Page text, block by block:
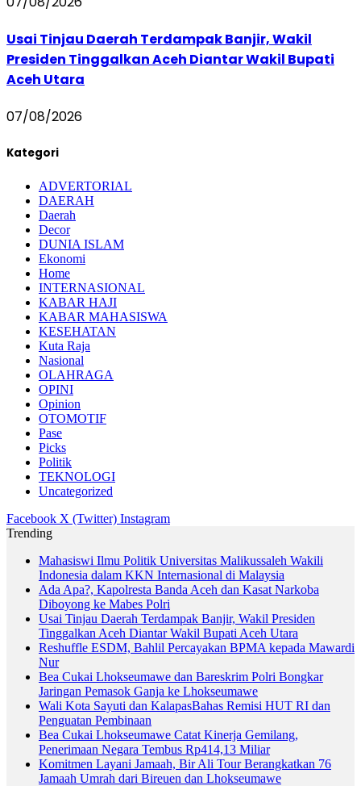
Usai Tinjau Daerah Terdampak Banjir, Wakil
Presiden Tinggalkan Aceh Diantar Wakil Bupati
Aceh Utara
07/08/2026
Kategori
ADVERTORIAL
DAERAH
Daerah
Decor
DUNIA ISLAM
Ekonomi
Home
INTERNASIONAL
KABAR HAJI
KABAR MAHASISWA
KESEHATAN
Kuta Raja
Nasional
OLAHRAGA
OPINI
Opinion
OTOMOTIF
Pase
Picks
Politik
TEKNOLOGI
Uncategorized
Facebook X (Twitter) Instagram
Trending
Mahasiswi Ilmu Politik Universitas Malikussaleh Wakili
Indonesia dalam KKN Internasional di Malaysia
Ada Apa?, Kapolresta Banda Aceh dan Kasat Narkoba
Diboyong ke Mabes Polri
Usai Tinjau Daerah Terdampak Banjir, Wakil Presiden
Tinggalkan Aceh Diantar Wakil Bupati Aceh Utara
Reshuffle ESDM, Bahlil Percayakan BPMA kepada Mawardi
Nur
Bea Cukai Lhokseumawe dan Bareskrim Polri Bongkar
Jaringan Pemasok Ganja ke Lhokseumawe
Wali Kota Sayuti dan KalapasBahas Remisi HUT RI dan
Penguatan Pembinaan
Bea Cukai Lhokseumawe Catat Kinerja Gemilang,
Penerimaan Negara Tembus Rp414,13 Miliar
Komitmen Layani Jamaah, Bir Ali Tour Berangkatkan 76
Jamaah Umrah dari Bireuen dan Lhokseumawe